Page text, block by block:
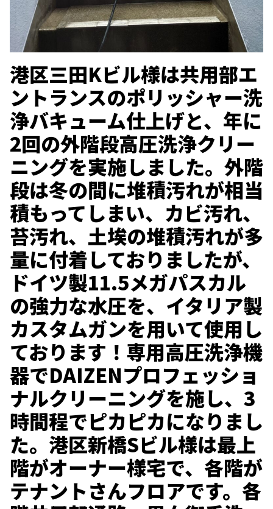
港区三田Kビル様は共用部エ
ントランスのポリッシャー洗
浄バキューム仕上げと、年に
2回の外階段高圧洗浄クリー
ニングを実施しました。外階
段は冬の間に堆積汚れが相当
積もってしまい、カビ汚れ、
苔汚れ、土埃の堆積汚れが多
量に付着しておりましたが、
ドイツ製11.5メガパスカル
の強力な水圧を、イタリア製
カスタムガンを用いて使用し
ております！専用高圧洗浄機
器でDAIZENプロフェッショ
ナルクリーニングを施し、3
時間程でピカピカになりまし
た。港区新橋Sビル様は最上
階がオーナー様宅で、各階が
テナントさんフロアです。各